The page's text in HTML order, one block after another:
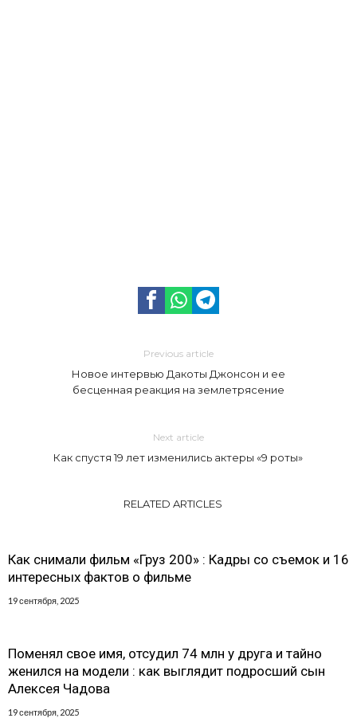
Previous article
Новое интервью Дакоты Джонсон и ее
бесценная реакция на землетрясение
Next article
Как спустя 19 лет изменились актеры «9 роты»
RELATED ARTICLES
Как снимали фильм «Груз 200» : Кадры со съемок и 16
интересных фактов о фильме
19 сентября, 2025
Поменял свое имя, отсудил 74 млн у друга и тайно
женился на модели : как выглядит подросший сын
Алексея Чадова
19 сентября, 2025